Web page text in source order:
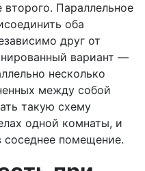
второго. Параллельное
оба
друг от
вариант —
несколько
между собой
такую схему
одной комнаты, и
соседнее помещение.